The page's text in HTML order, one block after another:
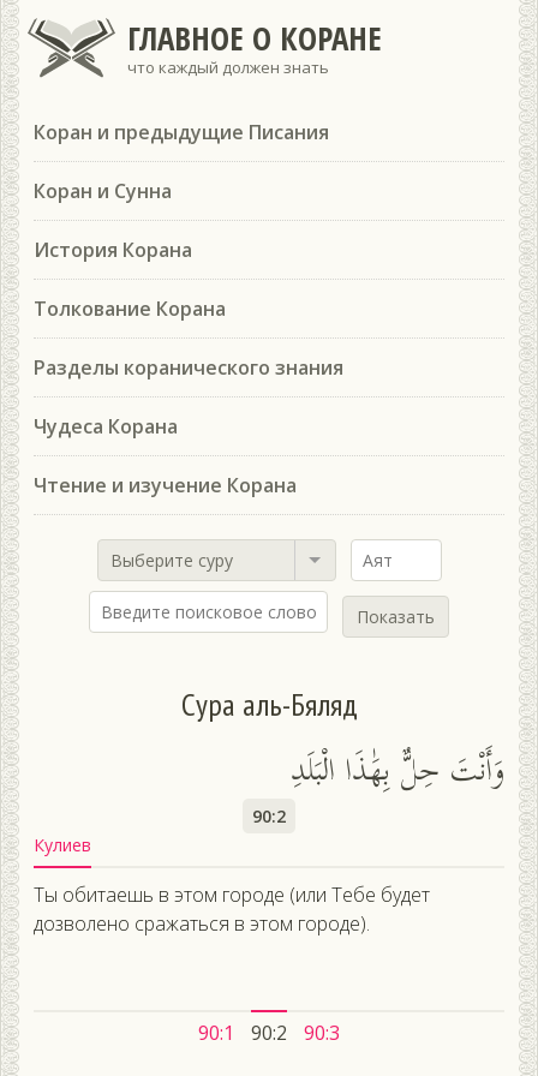
ГЛАВНОЕ О КОРАНЕ
что каждый должен знать
Коран и предыдущие Писания
Коран и Сунна
История Корана
Толкование Корана
Разделы коранического знания
Чудеса Корана
Чтение и изучение Корана
Выберите суру
Показать
Сура аль-Бяляд
وَأَنْتَ حِلٌّ بِهَٰذَا الْبَلَدِ
90:2
Кулиев
Ты обитаешь в этом городе (или Тебе будет
дозволено сражаться в этом городе).
90:1 90:2 90:3